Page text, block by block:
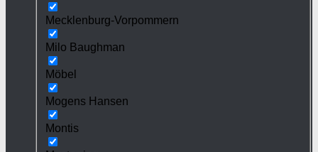
Mecklenburg-Vorpommern
Milo Baughman
Möbel
Mogens Hansen
Montis